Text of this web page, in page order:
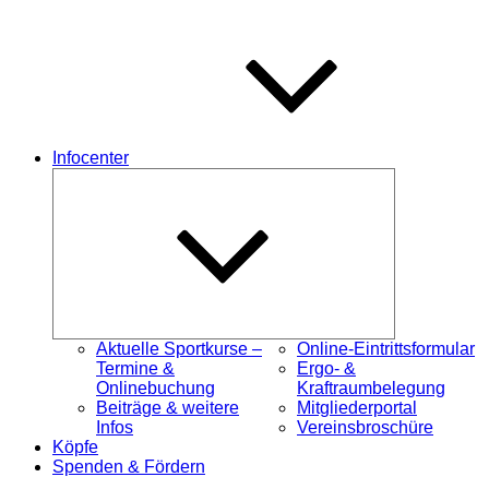
Infocenter
Aktuelle Sportkurse –
Termine &
Onlinebuchung
Beiträge & weitere
Infos
Online-Eintrittsformular
Ergo- &
Kraftraumbelegung
Mitgliederportal
Vereinsbroschüre
Köpfe
Spenden & Fördern